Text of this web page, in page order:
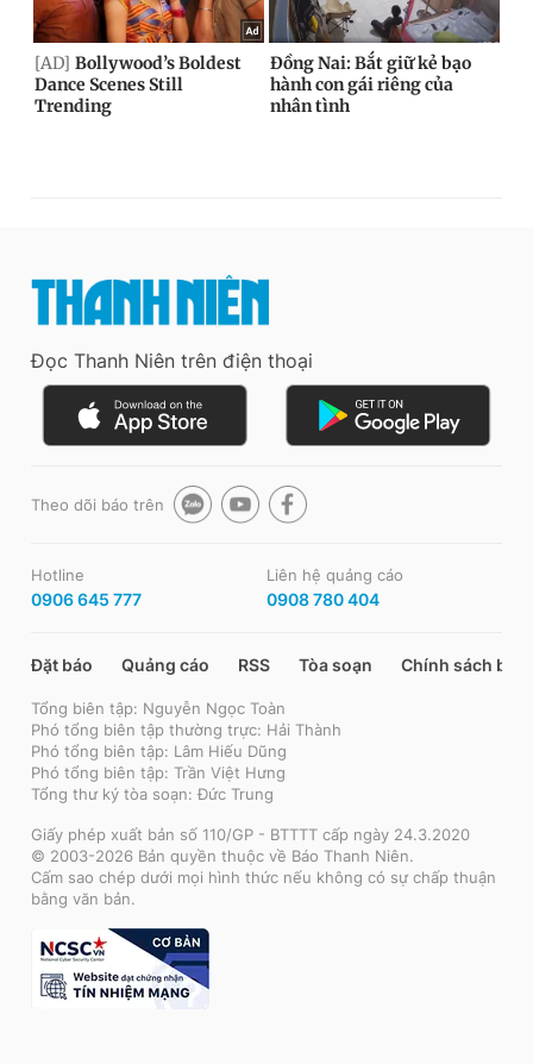
Đọc Thanh Niên trên điện thoại
Theo dõi báo trên
Hotline
0906 645 777
Liên hệ quảng cáo
0908 780 404
Đặt báo Quảng cáo RSS Tòa soạn Chính sách bảo
Tổng biên tập: Nguyễn Ngọc Toàn
Phó tổng biên tập thường trực: Hải Thành
Phó tổng biên tập: Lâm Hiếu Dũng
Phó tổng biên tập: Trần Việt Hưng
Tổng thư ký tòa soạn: Đức Trung
Giấy phép xuất bản số 110/GP - BTTTT cấp ngày 24.3.2020
© 2003-2026 Bản quyền thuộc về Báo Thanh Niên.
Cấm sao chép dưới mọi hình thức nếu không có sự chấp thuận
bằng văn bản.